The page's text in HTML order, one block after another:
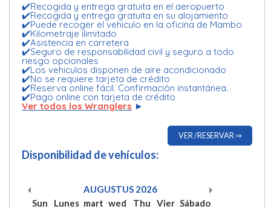
✔️Recogida y entrega gratuita en el aeropuerto
✔️Recogida y entrega gratuita en su alojamiento
✔️Puede recoger el vehiculo en la oficina de Mambo
✔️Kilometraje ilimitado
✔️Asistencia en carretera
✔️Seguro de responsabilidad civil y seguro a todo
riesgo opcionales
✔️Los vehiculos disponen de aire acondicionado
✔️No se requiere tarjeta de crédito
✔️Reserva online fácil. Confirmación instantánea.
✔️Pago online con tarjeta de crédito
Ver todos los Wranglers ►
VER /RESERVAR ⇒
Disponibilidad de vehículos:
AUGUSTUS 2026
Sun
Lunes mart wed Thu Vier Sábado